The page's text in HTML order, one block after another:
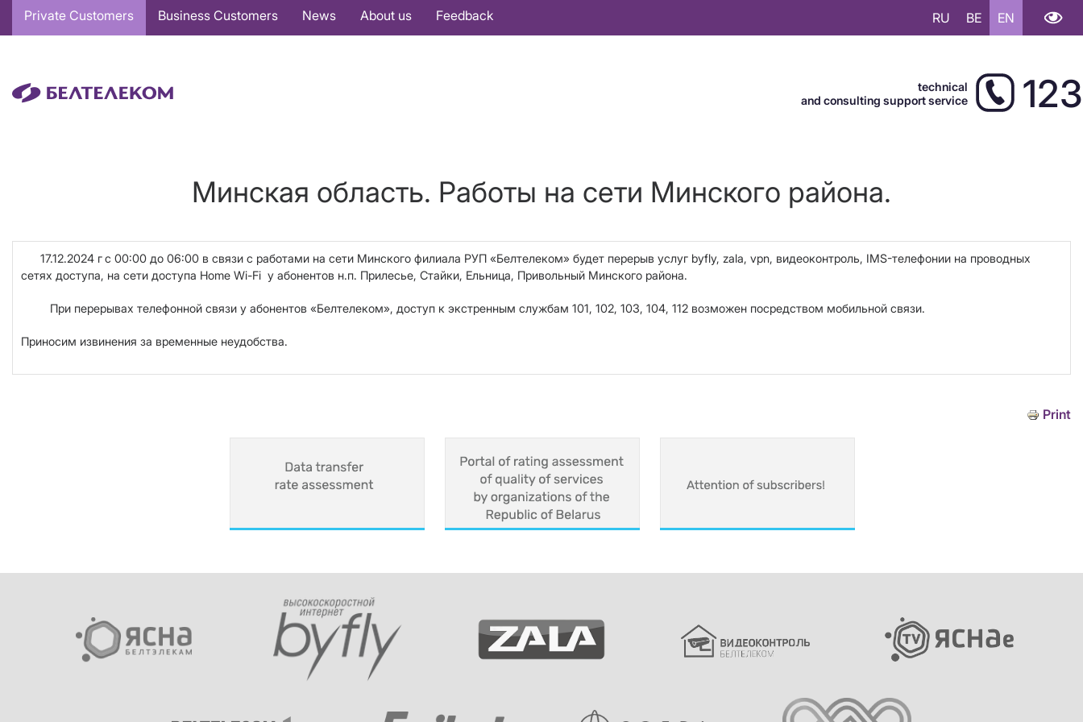
Основная
навигация
Private Customers Business Customers News About us Feedback RU BE EN
technical
and consulting support service
123
Минская область. Работы на сети Минского района.
17.12.2024 гс 00:00 до 06:00 в связи с работами на сети Минского филиала РУП «Белтелеком» будет перерыв услуг byfly, zala, vpn, видеоконтроль, IMS-телефонии на проводных
сетях доступа, на сети доступа Home Wi-Fi у абонентов н.п. Прилесье, Стайки, Ельница, Привольный Минского района.
При перерывах телефонной связи у абонентов «Белтелеком», доступ к экстренным службам 101, 102, 103, 104, 112 возможен посредством мобильной связи.
Приносим извинения за временные неудобства.
Print